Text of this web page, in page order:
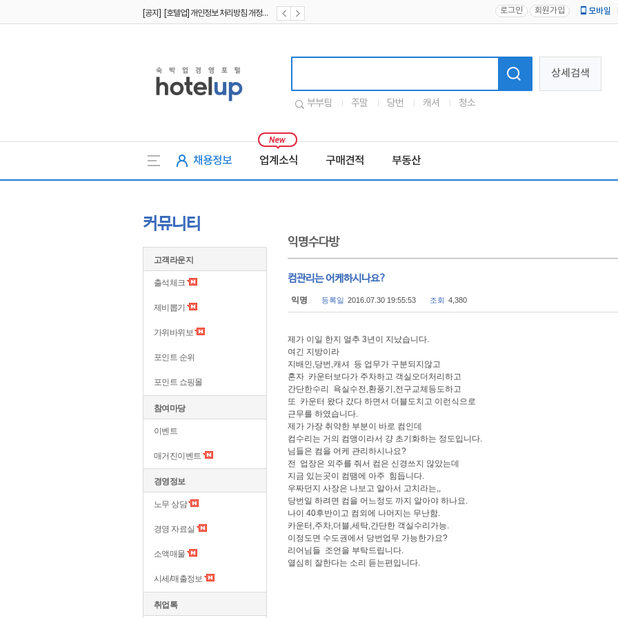
[공지] [호텔업] 개인정보 처리방침 개정본1 (19.09.02) 로그인 회원가입 모바일
상세검색
부부팀 주말 당번 캐셔 청소
채용정보 업계소식 구매견적 부동산
커뮤니티
고객라운지
출석체크
제비뽑기
가위바위보
포인트 순위
포인트 쇼핑몰
참여마당
이벤트
매거진이벤트
경영정보
노무 상담
경영 자료실
소액매물
시세/매출정보
취업톡
익명수다방
컴관리는 어케하시나요?
익명 등록일 2016.07.30 19:55:53 조회 4,380
제가 이일 한지 얼추 3년이 지났습니다.
여긴 지방이라
지배인,당번,캐셔 등 업무가 구분되지않고
혼자 카운터보다가 주차하고 객실오더처리하고
간단한수리 욕실수전,환풍기,전구교체등도하고
또 카운터 왔다 갔다 하면서 더블도치고 이런식으로
근무를 하였습니다.
제가 가장 취약한 부분이 바로 컴인데
컴수리는 거의 컴맹이라서 걍 초기화하는 정도입니다.
님들은 컴을 어케 관리하시나요?
전 업장은 외주를 줘서 컴은 신경쓰지 않았는데
지금 있는곳이 컴땜에 아주 힘듭니다.
우짜던지 사장은 나보고 알아서 고치라는,,
당번일 하려면 컴을 어느정도 까지 알아야 하나요.
나이 40후반이고 컴외에 나머지는 무난함.
카운터,주차,더블,세탁,간단한 객실수리가능.
이정도면 수도권에서 당번업무 가능한가요?
리어님들 조언을 부탁드립니다.
열심히 잘한다는 소리 듣는편입니다.